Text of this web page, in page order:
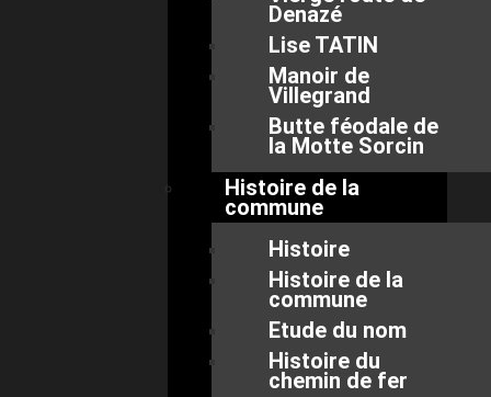
Denazé
Lise TATIN
Manoir de
Villegrand
Butte féodale de
la Motte Sorcin
Histoire de la
commune
Histoire
Histoire de la
commune
Etude du nom
Histoire du
chemin de fer